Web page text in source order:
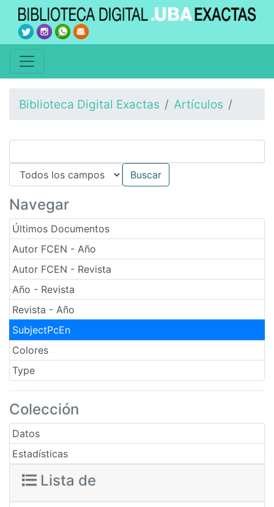
Biblioteca Digital Exactas Artículos
Navegar
Últimos Documentos
Autor FCEN - Año
Autor FCEN - Revista
Año - Revista
Revista - Año
SubjectPcEn
Colores
Type
Colección
Datos
Estadísticas
Lista de